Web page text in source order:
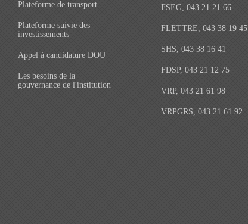
Plateforme de transport
Plateforme suivie des
investissements
Appel à candidature DOU
Les besoins de la
gouvernance de l'institution
FSEG, 043 21 21 66
FLETTRE, 043 38 19 45
SHS, 043 38 16 41
FDSP, 043 21 12 75
VRP, 043 21 61 98
VRPGRS, 043 21 61 92